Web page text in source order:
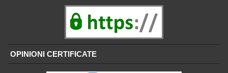
OPINIONI CERTIFICATE